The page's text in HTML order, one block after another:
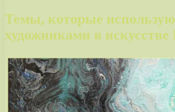
Темы, которые
художниками в